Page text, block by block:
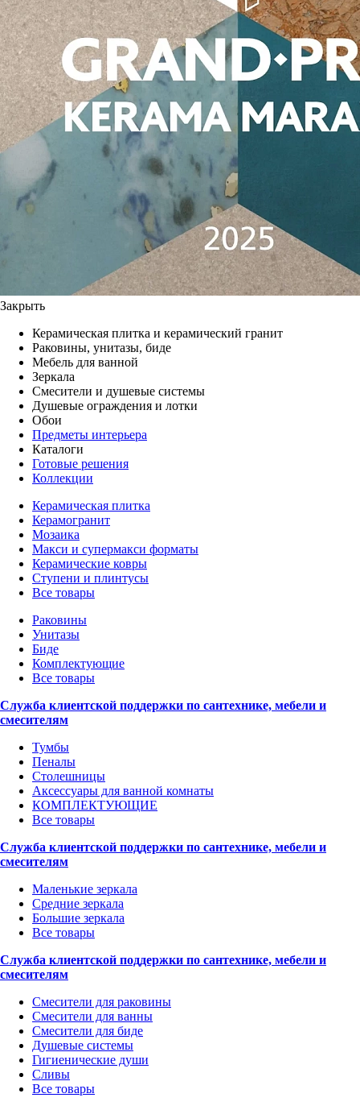
Закрыть
Керамическая плитка и керамический гранит
Раковины, унитазы, биде
Мебель для ванной
Зеркала
Смесители и душевые системы
Душевые ограждения и лотки
Обои
Предметы интерьера
Каталоги
Готовые решения
Коллекции
Керамическая плитка
Керамогранит
Мозаика
Макси и супермакси форматы
Керамические ковры
Ступени и плинтусы
Все товары
Раковины
Унитазы
Биде
Комплектующие
Все товары
Служба клиентской поддержки по сантехнике, мебели и
смесителям
Тумбы
Пеналы
Столешницы
Аксессуары для ванной комнаты
КОМПЛЕКТУЮЩИЕ
Все товары
Служба клиентской поддержки по сантехнике, мебели и
смесителям
Маленькие зеркала
Средние зеркала
Большие зеркала
Все товары
Служба клиентской поддержки по сантехнике, мебели и
смесителям
Смесители для раковины
Смесители для ванны
Смесители для биде
Душевые системы
Гигиенические души
Сливы
Все товары